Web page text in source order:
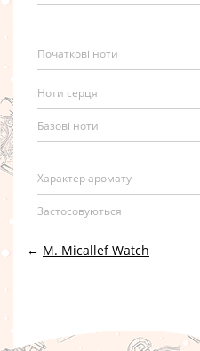
Початкові ноти
Ноти серця
Базові ноти
Характер аромату
Застосовуються
← M. Micallef Watch